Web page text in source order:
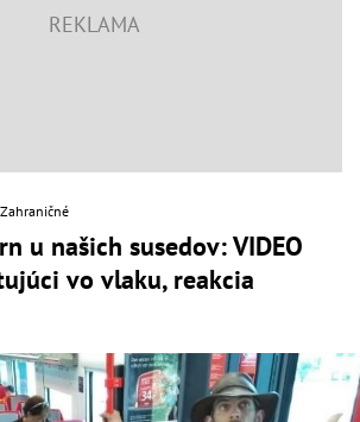
Zahraničné
u našich susedov: VIDEO
vo vlaku, reakcia